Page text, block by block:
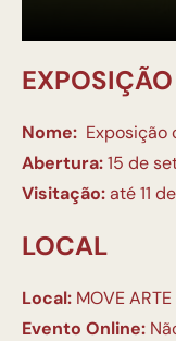
EXPOSIÇÃO
Nome: Exposição
Abertura:15 de
Visitação:até 11
LOCAL
Local: MOVE ARTE
Evento Online: